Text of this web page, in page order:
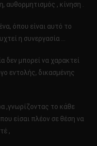
αυθορμητισμός , κίνηση .
όπου είναι αυτό το
η συνεργασία …
δεν μπορεί να χαρακτεί
εντολής, δικασμένης
,γνωρίζοντας το κάθε
είσαι πλέον σε θέση να
,